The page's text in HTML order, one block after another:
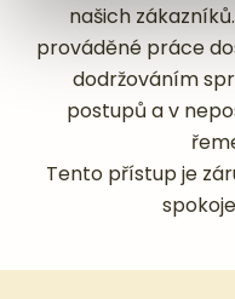
našich
prováděné práce
dodržováním
postupů a v
Tento přístup je